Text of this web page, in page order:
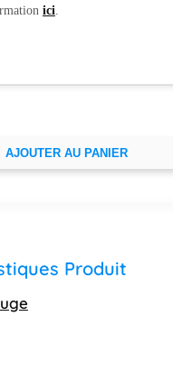
ici.
AJOUTER AU PANIER
Produit